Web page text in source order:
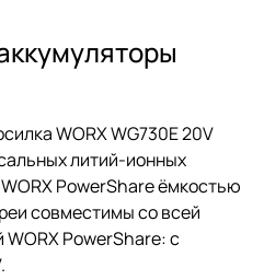
WORX WG730E 20V
литий-ионных
PowerShare ёмкостью
совместимы со всей
WORX PowerShare: с